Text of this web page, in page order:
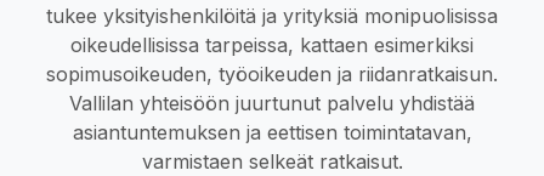
tukee yksityishenkilöitä ja yrityksiä monipuolisissa
oikeudellisissa tarpeissa, kattaen esimerkiksi
sopimusoikeuden, työoikeuden ja riidanratkaisun.
Vallilan yhteisöön juurtunut palvelu yhdistää
asiantuntemuksen ja eettisen toimintatavan,
varmistaen selkeät ratkaisut.